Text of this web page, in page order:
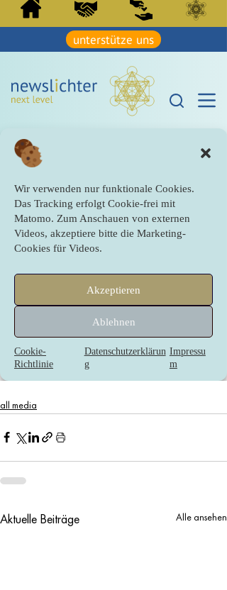
all media
Aktuelle Beiträge Alle ansehen